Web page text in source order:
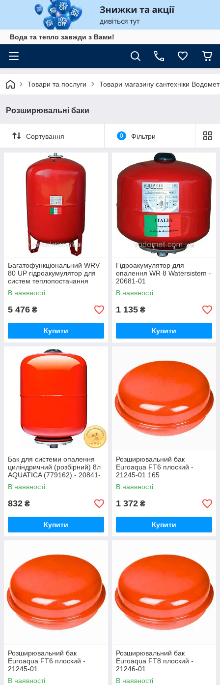
Вода та тепло завжди з Вами!
Товари та послуги Товари магазину сантехніки Водомет
Розширювальні баки
Сортування 0 Фільтри
Багатофункціональний WRV
80 UP гідроакумулятор для
систем теплопостачання
Watersistem 6 bar - 20678-01
В наявності
5 476 ₴
Купити
Гідроакумулятор для
опалення WR 8 Watersistem -
20681-01
В наявності
1 135 ₴
Купити
Бак для системи опалення
циліндричний (розбірний) 8л
AQUATICA (779162) - 20841-
01
В наявності
832 ₴
Купити
Розширювальний бак
Euroaqua FT6 плоский -
21245-01 165
В наявності
1 372 ₴
Купити
Розширювальний бак
Euroaqua FT6 плоский -
21245-01
В наявності
Розширювальний бак
Euroaqua FT8 плоский -
21246-01
В наявності